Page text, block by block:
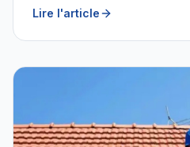
Lire l'article